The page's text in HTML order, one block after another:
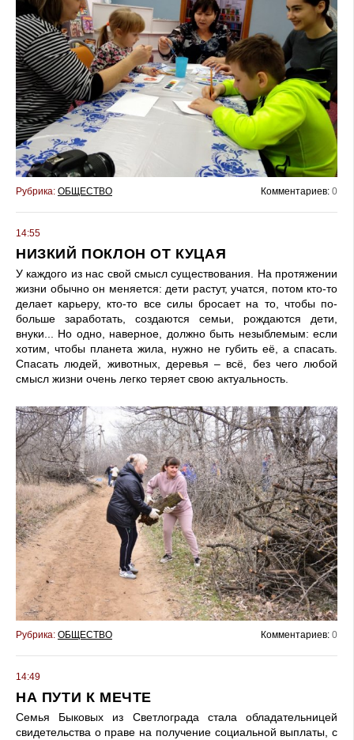
Рубрика: ОБЩЕСТВО Комментариев: 0
14:55
НИЗКИЙ ПОКЛОН ОТ КУЦАЯ
У каждого из нас свой смысл существования. На протяжении
жизни обычно он меняется: дети растут, учатся, потом кто-то
делает карьеру, кто-то все силы бросает на то, чтобы по­
больше заработать, создаются семьи, рождаются дети,
внуки... Но одно, наверное, должно быть незыблемым: если
хотим, чтобы планета жила, нужно не губить её, а спасать.
Спасать людей, животных, деревья – всё, без чего любой
смысл жизни очень легко теряет свою актуальность.
Рубрика: ОБЩЕСТВО Комментариев: 0
14:49
НА ПУТИ К МЕЧТЕ
Семья Быковых из Светлограда стала обладательницей
свиде­тельства о праве на получение социальной выплаты, с